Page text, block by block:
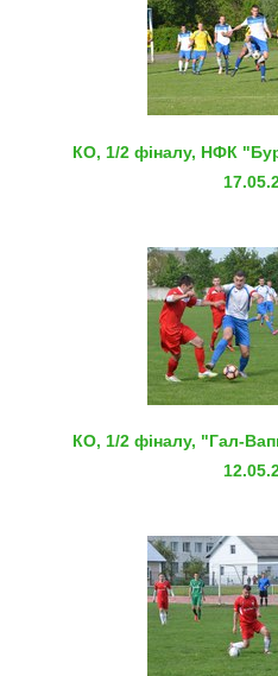
КО, 1/2 фіналу, НФК
КО, 1/2 фіналу, "Гал-